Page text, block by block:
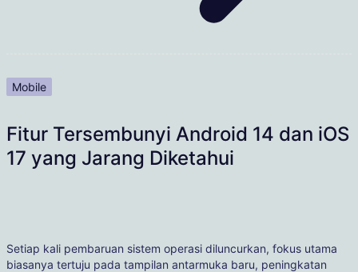
Mobile
Fitur Tersembunyi Android 14 dan iOS
17 yang Jarang Diketahui
Setiap kali pembaruan sistem operasi diluncurkan, fokus utama
biasanya tertuju pada tampilan antarmuka baru, peningkatan